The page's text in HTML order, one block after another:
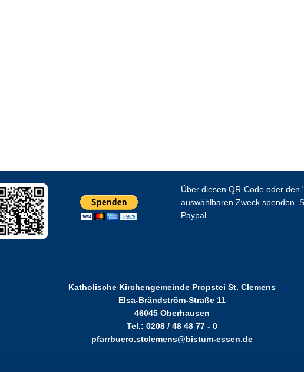
Über diesen QR-Code oder den
auswählbaren Zweck spenden.
Paypal.
Katholische Kirchengemeinde Propstei St. Clemens
Elsa-Brändström-Straße 11
46045 Oberhausen
Tel.: 0208 / 48 48 77 - 0
pfarrbuero.stclemens@bistum-essen.de